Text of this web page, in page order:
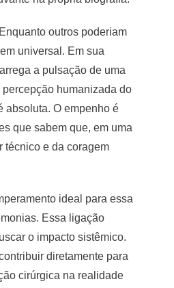
outros poderiam
universal. Em sua
a pulsação de uma
humanizada do
absoluta. O empenho é
que sabem que, em uma
técnico e da coragem
ideal para essa
Essa ligação
o impacto sistêmico.
diretamente para
cirúrgica na realidade